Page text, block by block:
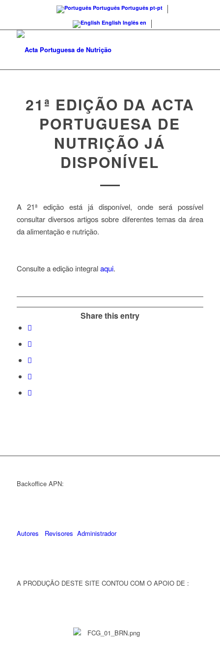
Português Português pt-pt
English Inglês en
21ª EDIÇÃO DA ACTA
PORTUGUESA DE
NUTRIÇÃO JÁ
DISPONÍVEL
A 21ª edição está já disponível, onde será possível
consultar diversos artigos sobre diferentes temas da área
da alimentação e nutrição.
Consulte a edição integralaqui.
Share this entry
Backoffice APN:
Autores Revisores Administrador
A PRODUÇÃO DESTE SITE CONTOU COM O APOIO DE :